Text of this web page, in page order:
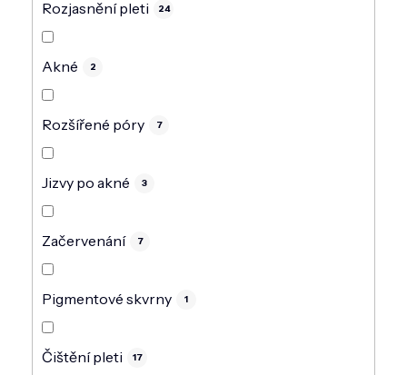
Rozjasnění pleti 24
Akné 2
Rozšířené póry 7
Jizvy po akné 3
Začervenání 7
Pigmentové skvrny 1
Čištění pleti 17